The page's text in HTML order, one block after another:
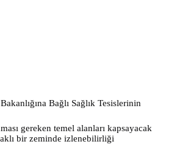
Bağlı Sağlık Tesislerinin
gereken temel alanları kapsayacak
bir zeminde izlenebilirliği